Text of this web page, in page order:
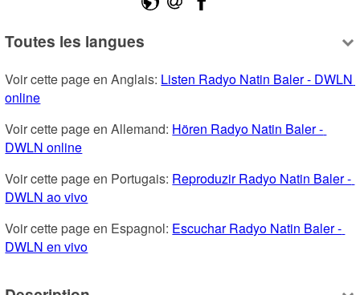
Toutes les langues
Voir cette page en Anglais: Listen Radyo Natin Baler - DWLN
online
Voir cette page en Allemand: Hören Radyo Natin Baler -
DWLN online
Voir cette page en Portugais: Reproduzir Radyo Natin Baler -
DWLN ao vivo
Voir cette page en Espagnol: Escuchar Radyo Natin Baler -
DWLN en vivo